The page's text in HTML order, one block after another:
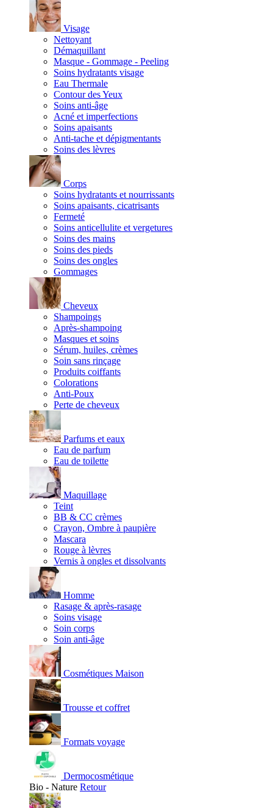
Visage
Nettoyant
Démaquillant
Masque - Gommage - Peeling
Soins hydratants visage
Eau Thermale
Contour des Yeux
Soins anti-âge
Acné et imperfections
Soins apaisants
Anti-tache et dépigmentants
Soins des lèvres
Corps
Soins hydratants et nourrissants
Soins apaisants, cicatrisants
Fermeté
Soins anticellulite et vergetures
Soins des mains
Soins des pieds
Soins des ongles
Gommages
Cheveux
Shampoings
Après-shampoing
Masques et soins
Sérum, huiles, crèmes
Soin sans rinçage
Produits coiffants
Colorations
Anti-Poux
Perte de cheveux
Parfums et eaux
Eau de parfum
Eau de toilette
Maquillage
Teint
BB & CC crèmes
Crayon, Ombre à paupière
Mascara
Rouge à lèvres
Vernis à ongles et dissolvants
Homme
Rasage & après-rasage
Soins visage
Soin corps
Soin anti-âge
Cosmétiques Maison
Trousse et coffret
Formats voyage
Dermocosmétique
Bio - Nature Retour